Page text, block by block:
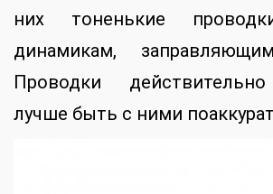
них тоненькие
динамикам,
Проводки
лучше быть с ними